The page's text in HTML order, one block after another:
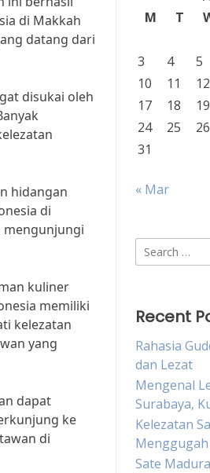
di Makkah
datang dari
disukai oleh
hidangan
di
mengunjungi
kuliner
memiliki
kelezatan
yang
dapat
ke
di
M
T
3
4 5
10
11 12
17
18 19
24
25 26
31
« Mar
Search
for:
Recent
Rahasia
dan Lezat
Mengenal
Surabaya,
Kelezatan
Menggugah
Sate